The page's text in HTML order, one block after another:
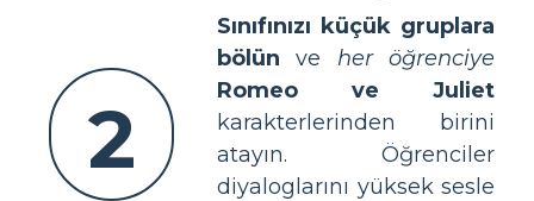
2
Sınıfınızı küçük gruplara
bölün ve her öğrenciye
Romeo ve Juliet
karakterlerinden birini
atayın. Öğrenciler
diyaloglarını yüksek sesle